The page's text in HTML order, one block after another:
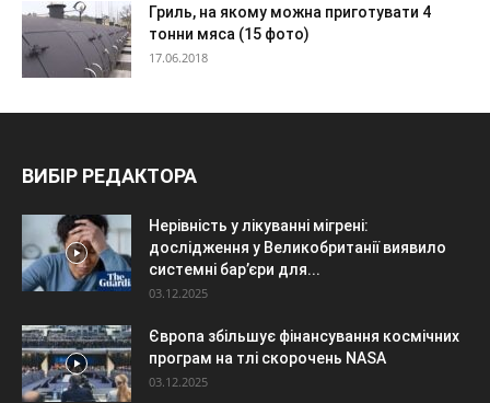
Гриль, на якому можна приготувати 4
тонни мяса (15 фото)
17.06.2018
ВИБІР РЕДАКТОРА
Нерівність у лікуванні мігрені:
дослідження у Великобританії виявило
системні бар’єри для...
03.12.2025
Європа збільшує фінансування космічних
програм на тлі скорочень NASA
03.12.2025